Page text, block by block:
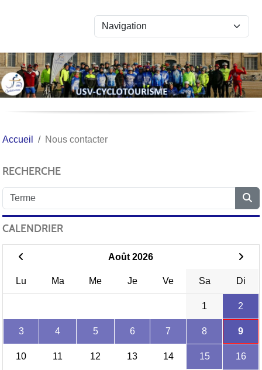
Accueil Nous contacter
RECHERCHE
CALENDRIER
Août 2026
Lu Ma Me Je Ve Sa Di
1 2
3 4 5 6 7 8 9
10 11 12 13 14 15 16